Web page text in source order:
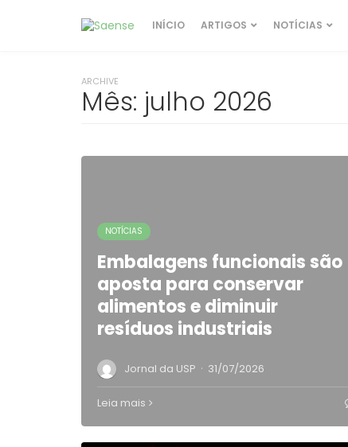
INÍCIO ARTIGOS NOTÍCIAS
ARCHIVE
Mês: julho 2026
NOTÍCIAS
Embalagens funcionais são
aposta para conservar
alimentos e diminuir
resíduos industriais
Jornal da USP · 31/07/2026
Leia mais